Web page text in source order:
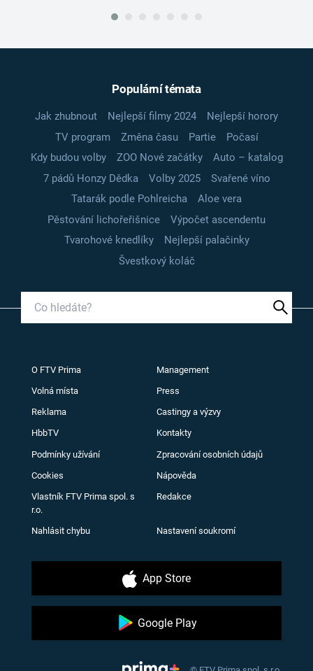
Populární témata
Jak zhubnout Nejlepší filmy 2024
Nejlepší horory
TV program
Změna času Partie
Počasí
Kdy budou volby
ZOO Nové začátky
Auto – katalog
7 pádů Honzy Dědka
Volby 2025
Svařené víno
Tatarák podle Pohlreicha
Aloe vera
Pěstování lichořeřišnice
Výpočet ascendentu
Tvarohové knedlíky
Nejlepší palačinky
Švestkový koláč
O FTV Prima Management
Volná místa Press
Reklama Castingy a výzvy
HbbTV Kontakty
Podmínky užívání Zpracování osobních údajů
Cookies Nápověda
Vlastník FTV Prima spol. s
r.o.
Redakce
Nahlásit chybu Nastavení soukromí
App Store
Google Play